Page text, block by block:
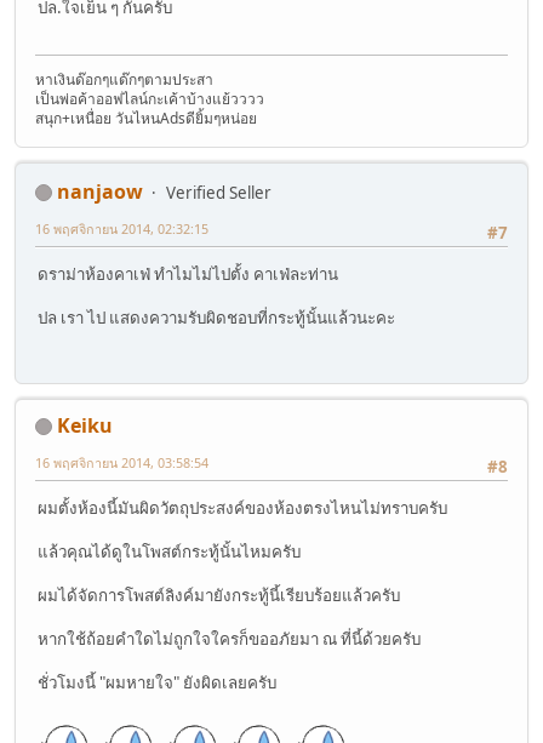
ปล.ใจเย็น ๆ กันครับ
หาเงินด๊อกๆแด๊กๆตามประสา
เป็นพ่อค้าออฟไลน์กะเค้าบ้างแย้วววว
สนุก+เหนื่อย วันไหนAdsดียิ้มๆหน่อย
nanjaow
Verified Seller
#7
16 พฤศจิกายน 2014, 02:32:15
ดราม่าห้องคาเฟ่ ทำไมไม่ไปตั้ง คาเฟ่ละท่าน
ปล เรา ไป แสดงความรับผิดชอบที่กระทู้นั้นแล้วนะคะ
Keiku
#8
16 พฤศจิกายน 2014, 03:58:54
ผมตั้งห้องนี้มันผิดวัตถุประสงค์ของห้องตรงไหนไม่ทราบครับ
แล้วคุณได้ดูในโพสต์กระทู้นั้นไหมครับ
ผมได้จัดการโพสต์ลิงค์มายังกระทู้นี้เรียบร้อยแล้วครับ
หากใช้ถ้อยคำใดไม่ถูกใจใครก็ขออภัยมา ณ ที่นี้ด้วยครับ
ชั่วโมงนี้ "ผมหายใจ" ยังผิดเลยครับ